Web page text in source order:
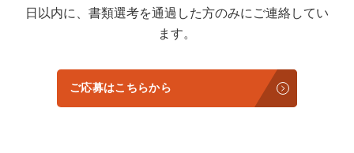
日以内に、書類選考を通過した方のみにご連絡してい
ます。
ご応募はこちらから